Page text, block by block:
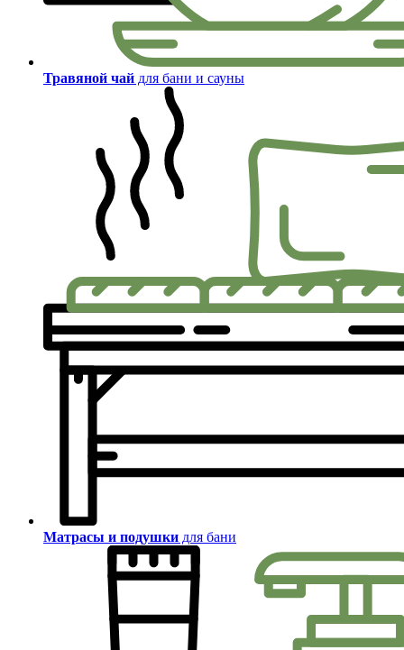
Травяной чай для бани и сауны
Матрасы и подушки для бани